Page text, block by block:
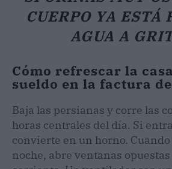
CUERPO YA ESTÁ
AGUA A
Cómo refrescar la
sueldo en la factura
Baja las persianas y corre las
horas centrales del día. Si
convierte en un horno.
noche, abre ventanas